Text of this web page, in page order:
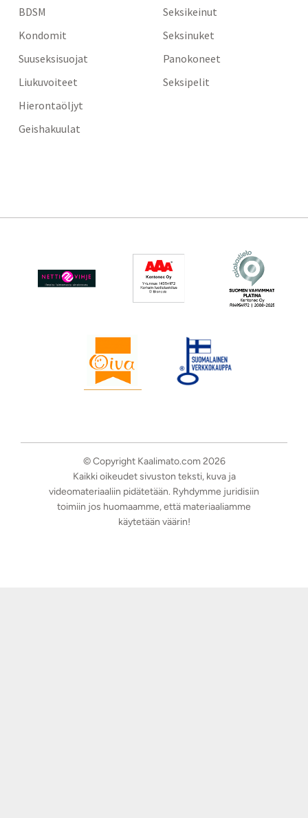
BDSM
Kondomit
Suuseksisuojat
Liukuvoiteet
Hierontaöljyt
Geishakuulat
Seksikeinut
Seksinuket
Panokoneet
Seksipelit
© Copyright Kaalimato.com 2026
Kaikki oikeudet sivuston teksti, kuva ja
videomateriaaliin pidätetään. Ryhdymme juridisiin
toimiin jos huomaamme, että materiaaliamme
käytetään väärin!